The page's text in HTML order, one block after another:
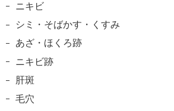
ニキビ
シミ・そばかす・くすみ
あざ・ほくろ跡
ニキビ跡
肝斑
毛穴